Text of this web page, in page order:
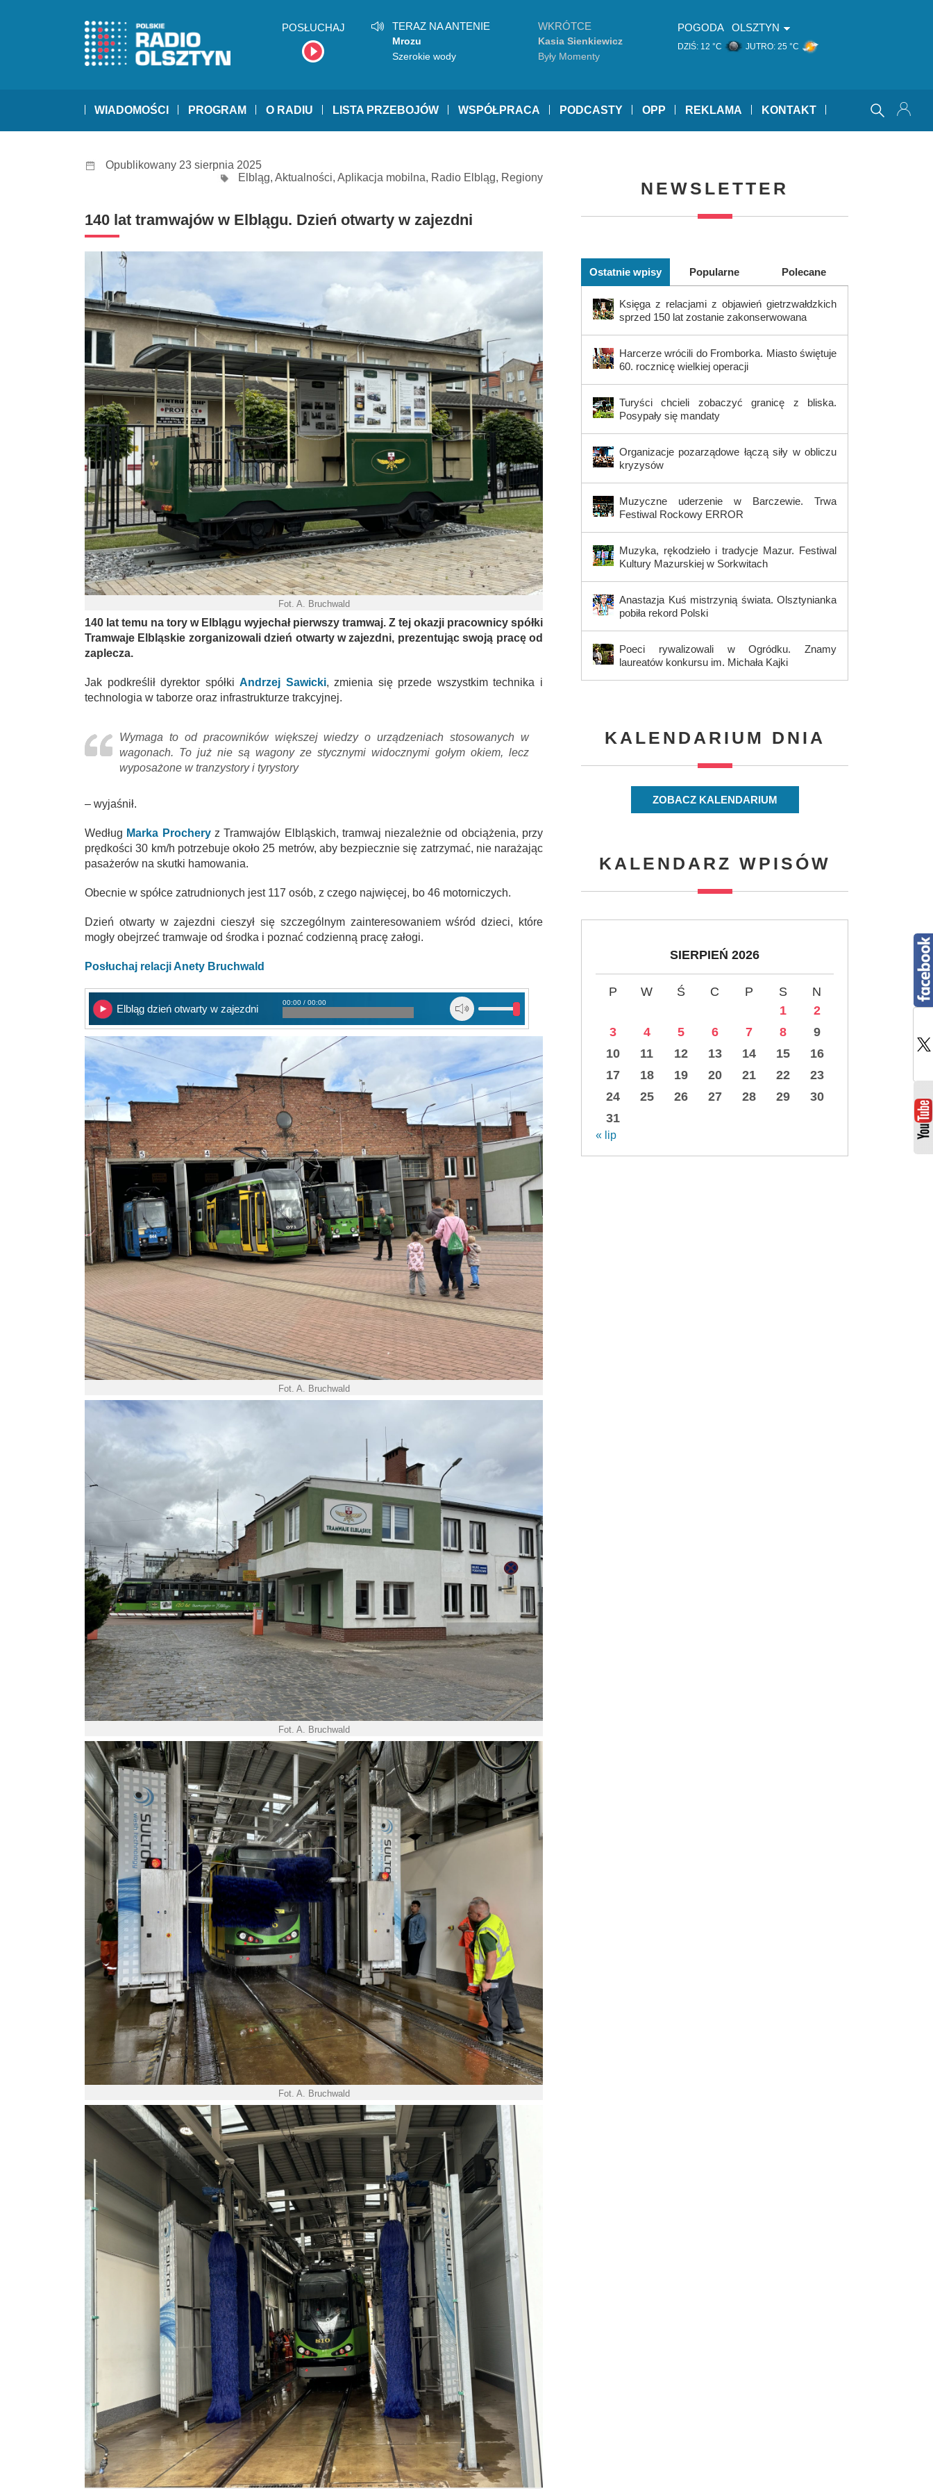
POSŁUCHAJ TERAZ NA ANTENIE
Mrozu
Szerokie wody
WKRÓTCE
Kasia Sienkiewicz
Były Momenty
POGODA OLSZTYN
DZIŚ: 12 °C JUTRO: 25 °C
WIADOMOŚCI PROGRAM O RADIU LISTA PRZEBOJÓW WSPÓŁPRACA PODCASTY OPP REKLAMA KONTAKT
Opublikowany 23 sierpnia 2025
Elbląg, Aktualności, Aplikacja mobilna, Radio Elbląg, Regiony
140 lat tramwajów w Elblągu. Dzień otwarty w zajezdni
Fot. A. Bruchwald
140 lat temu na tory w Elblągu wyjechał pierwszy tramwaj. Z tej okazji pracownicy spółki
Tramwaje Elbląskie zorganizowali dzień otwarty w zajezdni, prezentując swoją pracę od
zaplecza.
Jak podkreślił dyrektor spółkiAndrzej Sawicki, zmienia się przede wszystkim technika i
technologia w taborze oraz infrastrukturze trakcyjnej.
Wymaga to od pracowników większej wiedzy o urządzeniach stosowanych w
wagonach. To już nie są wagony ze stycznymi widocznymi gołym okiem, lecz
wyposażone w tranzystory i tyrystory
– wyjaśnił.
Według Marka Procheryz Tramwajów Elbląskich, tramwaj niezależnie od obciążenia, przy
prędkości 30 km/h potrzebuje około 25 metrów, aby bezpiecznie się zatrzymać, nie narażając
pasażerów na skutki hamowania.
Obecnie w spółce zatrudnionych jest 117 osób, z czego najwięcej, bo 46 motorniczych.
Dzień otwarty w zajezdni cieszył się szczególnym zainteresowaniem wśród dzieci, które
mogły obejrzeć tramwaje od środka i poznać codzienną pracę załogi.
Posłuchaj relacji Anety Bruchwald
Elbląg dzień otwarty w zajezdni
00:00 / 00:00
Fot. A. Bruchwald
Fot. A. Bruchwald
Fot. A. Bruchwald
NEWSLETTER
Ostatnie wpisy Popularne Polecane
Księga z relacjami z objawień gietrzwałdzkich
sprzed 150 lat zostanie zakonserwowana
Harcerze wrócili do Fromborka. Miasto świętuje
60. rocznicę wielkiej operacji
Turyści chcieli zobaczyć granicę z bliska.
Posypały się mandaty
Organizacje pozarządowe łączą siły w obliczu
kryzysów
Muzyczne uderzenie w Barczewie. Trwa
Festiwal Rockowy ERROR
Muzyka, rękodzieło i tradycje Mazur. Festiwal
Kultury Mazurskiej w Sorkwitach
Anastazja Kuś mistrzynią świata. Olsztynianka
pobiła rekord Polski
Poeci rywalizowali w Ogródku. Znamy
laureatów konkursu im. Michała Kajki
KALENDARIUM DNIA
ZOBACZ KALENDARIUM
KALENDARZ WPISÓW
SIERPIEŃ 2026
P W Ś C P S
N
1
2
3
4 5 6 7 8
9
10
11 12 13 14 15
16
17
18 19 20 21 22
23
24
25 26 27 28 29
30
31
« lip